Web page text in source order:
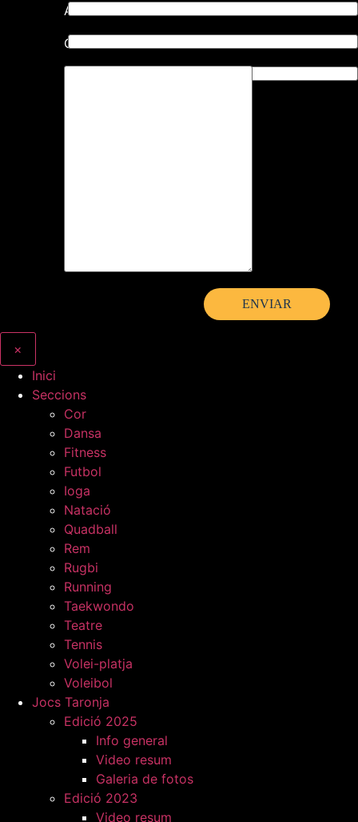
APELLIDOS:
CORREO ELECTRÓNICO:
×
Inici
Seccions
Cor
Dansa
Fitness
Futbol
Ioga
Natació
Quadball
Rem
Rugbi
Running
Taekwondo
Teatre
Tennis
Volei-platja
Voleibol
Jocs Taronja
Edició 2025
Info general
Video resum
Galeria de fotos
Edició 2023
Video resum